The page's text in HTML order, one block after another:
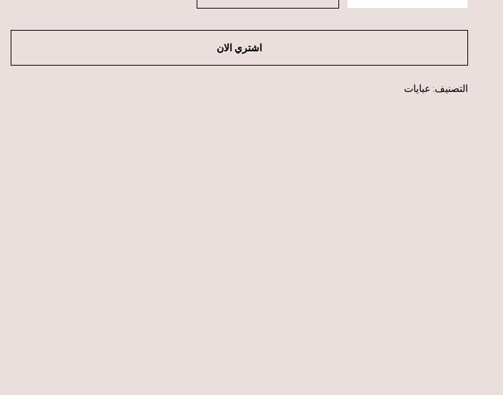
اشتري الان
التصنيف: عبايات